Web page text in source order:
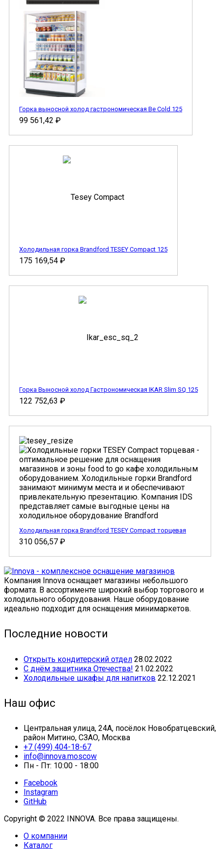
Горка выносной холод гастрономическая Be Cold 125
99 561,42 ₽
Холодильная горка Brandford TESEY Compact 125
175 169,54 ₽
Горка Выносной холод Гастрономическая IKAR Slim SQ 125
122 752,63 ₽
Холодильная горка Brandford TESEY Compact торцевая
310 056,57 ₽
Компания Innova оснащает магазины небольшого
формата. В ассортименте широкий выбор торгового и
холодильного оборудования. Наше оборудование
идеально подходит для оснащения минимаркетов.
Последние новости
Открыть кондитерский отдел 28.02.2022
С днём защитника Отечества! 21.02.2022
Холодильные шкафы для напитков 22.12.2021
Наш офис
Центральная улица, 24А, посёлок Новобратцевский,
район Митино, СЗАО, Москва
+7 (499) 404-18-67
info@innova.moscow
Пн - Пт: 10:00 - 18:00
Facebook
Instagram
GitHub
Copyright © 2022 INNOVA. Все права защищены.
О компании
Каталог